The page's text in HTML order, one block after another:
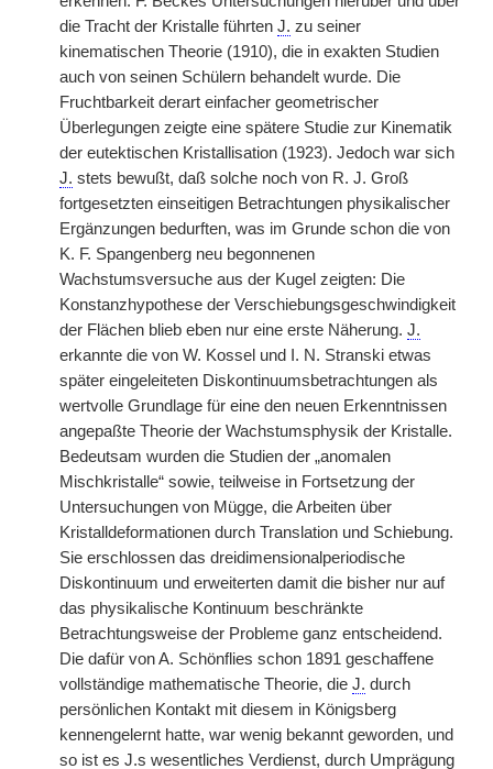
die Tracht der Kristalle führten J. zu seiner
kinematischen Theorie (1910), die in exakten Studien
auch von seinen Schülern behandelt wurde. Die
Fruchtbarkeit derart einfacher geometrischer
Überlegungen zeigte eine spätere Studie zur Kinematik
der eutektischen Kristallisation (1923). Jedoch war sich
J. stets bewußt, daß solche noch von R. J. Groß
fortgesetzten einseitigen Betrachtungen physikalischer
Ergänzungen bedurften, was im Grunde schon die von
K. F. Spangenberg neu begonnenen
Wachstumsversuche aus der Kugel zeigten: Die
Konstanzhypothese der Verschiebungsgeschwindigkeit
der Flächen blieb eben nur eine erste Näherung. J.
erkannte die von W. Kossel und I. N. Stranski etwas
später eingeleiteten Diskontinuumsbetrachtungen als
wertvolle Grundlage für eine den neuen Erkenntnissen
angepaßte Theorie der Wachstumsphysik der Kristalle.
Bedeutsam wurden die Studien der „anomalen
Mischkristalle“ sowie, teilweise in Fortsetzung der
Untersuchungen von Mügge, die Arbeiten über
Kristalldeformationen durch Translation und Schiebung.
Sie erschlossen das dreidimensionalperiodische
Diskontinuum und erweiterten damit die bisher nur auf
das physikalische Kontinuum beschränkte
Betrachtungsweise der Probleme ganz entscheidend.
Die dafür von A. Schönflies schon 1891 geschaffene
vollständige mathematische Theorie, die J. durch
persönlichen Kontakt mit diesem in Königsberg
kennengelernt hatte, war wenig bekannt geworden, und
so ist es J.s wesentliches Verdienst, durch Umprägung